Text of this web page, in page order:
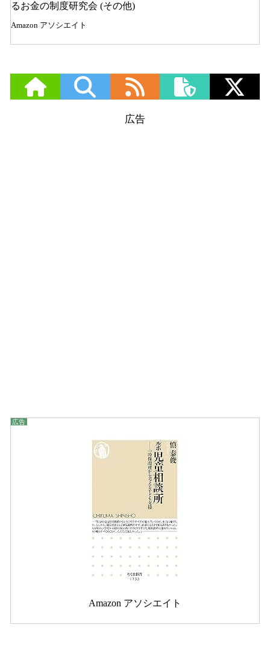
るお金の制度研究会 (その他)
Amazon アソシエイト
Amazon アソシエイト